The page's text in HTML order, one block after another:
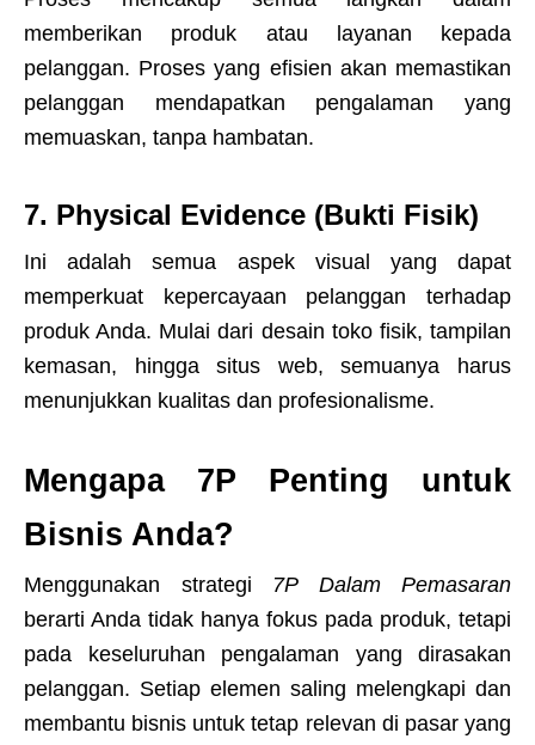
memberikan produk atau layanan kepada
pelanggan. Proses yang efisien akan memastikan
pelanggan mendapatkan pengalaman yang
memuaskan, tanpa hambatan.
7. Physical Evidence (Bukti Fisik)
Ini adalah semua aspek visual yang dapat
memperkuat kepercayaan pelanggan terhadap
produk Anda. Mulai dari desain toko fisik, tampilan
kemasan, hingga situs web, semuanya harus
menunjukkan kualitas dan profesionalisme.
Mengapa 7P Penting untuk
Bisnis Anda?
Menggunakan strategi 7P Dalam Pemasaran
berarti Anda tidak hanya fokus pada produk, tetapi
pada keseluruhan pengalaman yang dirasakan
pelanggan. Setiap elemen saling melengkapi dan
membantu bisnis untuk tetap relevan di pasar yang